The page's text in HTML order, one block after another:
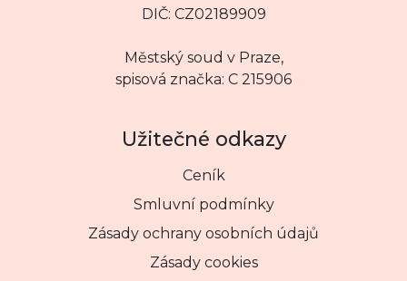
DIČ: CZ02189909
Městský soud v Praze,
spisová značka: C 215906
Užitečné odkazy
Ceník
Smluvní podmínky
Zásady ochrany osobních údajů
Zásady cookies